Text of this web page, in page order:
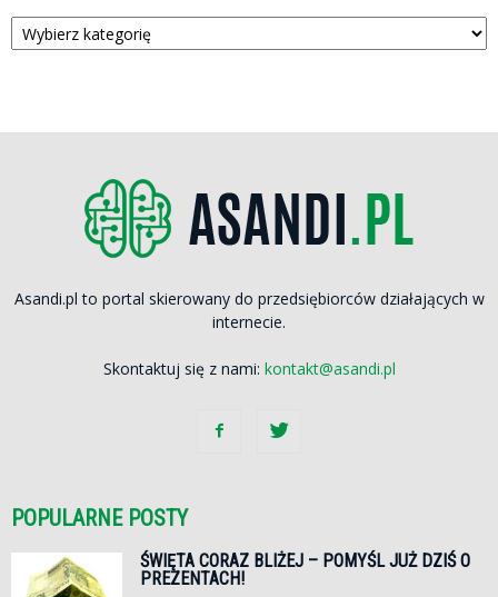
Kategorie
Asandi.pl to portal skierowany do przedsiębiorców działających w
internecie.
Skontaktuj się z nami: kontakt@asandi.pl
POPULARNE POSTY
ŚWIĘTA CORAZ BLIŻEJ – POMYŚL JUŻ DZIŚ O
PREZENTACH!